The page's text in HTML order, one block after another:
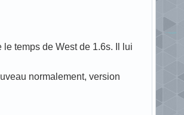
temps de West de 1.6s. Il lui
normalement, version